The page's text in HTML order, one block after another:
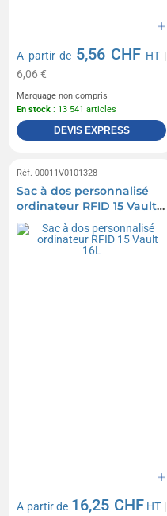
A partir de 5,56 CHF HT|
6,06 €
Marquage non compris
En stock : 13 541 articles
DEVIS EXPRESS
Réf. 00011V0101328
Sac à dos personnalisé
ordinateur RFID 15 Vault
16L
A partir de 16,25 CHF HT |